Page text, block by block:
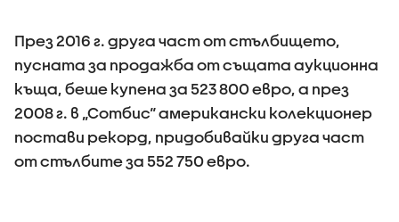
През 2016 г. друга част от стълбището,
пусната за продажба от същата аукционна
къща, беше купена за 523 800 евро, а през
2008 г. в „Сотбис“ американски колекционер
постави рекорд, придобивайки друга част
от стълбите за 552 750 евро.